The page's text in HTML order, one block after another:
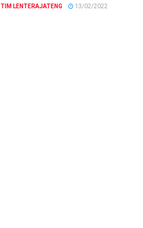
TIM LENTERAJATENG 13/02/2022